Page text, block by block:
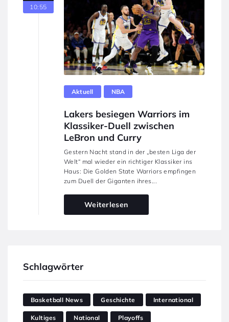
10:55
Aktuell NBA
Lakers besiegen Warriors im
Klassiker-Duell zwischen
LeBron und Curry
Gestern Nacht stand in der „besten Liga der
Welt“ mal wieder ein richtiger Klassiker ins
Haus: Die Golden State Warriors empfingen
zum Duell der Giganten ihres...
Weiterlesen
Schlagwörter
Basketball News Geschichte International
Kultiges National Playoffs